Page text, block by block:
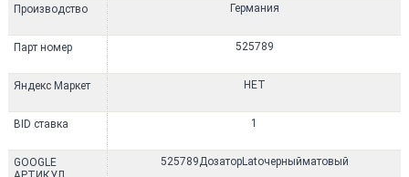
Производство
Парт номер
Яндекс Маркет
BID ставка
GOOGLE
Германия
525789
НЕТ
1
525789ДозаторLatoчерныйматовый